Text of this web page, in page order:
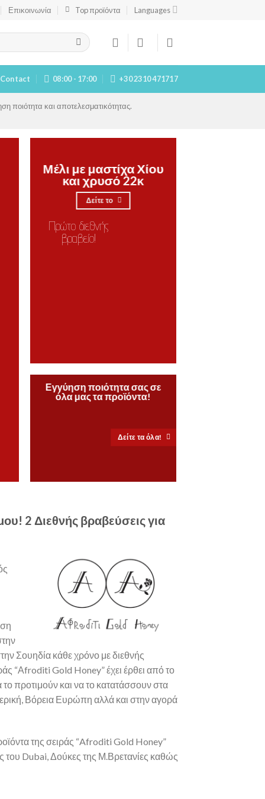
Επικοινωνία Top προϊόντα Languages
Contact 08:00 - 17:00 +30 2310 471717
ποιότητα και αποτελεσματικότητας.
Μέλι με μαστίχα Χίου
και χρυσό 22κ
Δείτε το
Πρώτο διεθνής
βραβείο!
Εγγύηση ποιότητα σας σε
όλα μας ταπροϊόντα!
Δείτε τα όλα!
2 Διεθνής βραβεύσεις για
Σουηδία κάθε χρόνο με διεθνής
“Αfroditi Gold Honey” έχει έρθει από το
το προτιμούν και να το κατατάσσουν στα
Βόρεια Ευρώπη αλλά και στην αγορά
της σειράς “Afroditi Gold Honey”
του Dubai, Δούκες της Μ.Βρετανίες καθώς